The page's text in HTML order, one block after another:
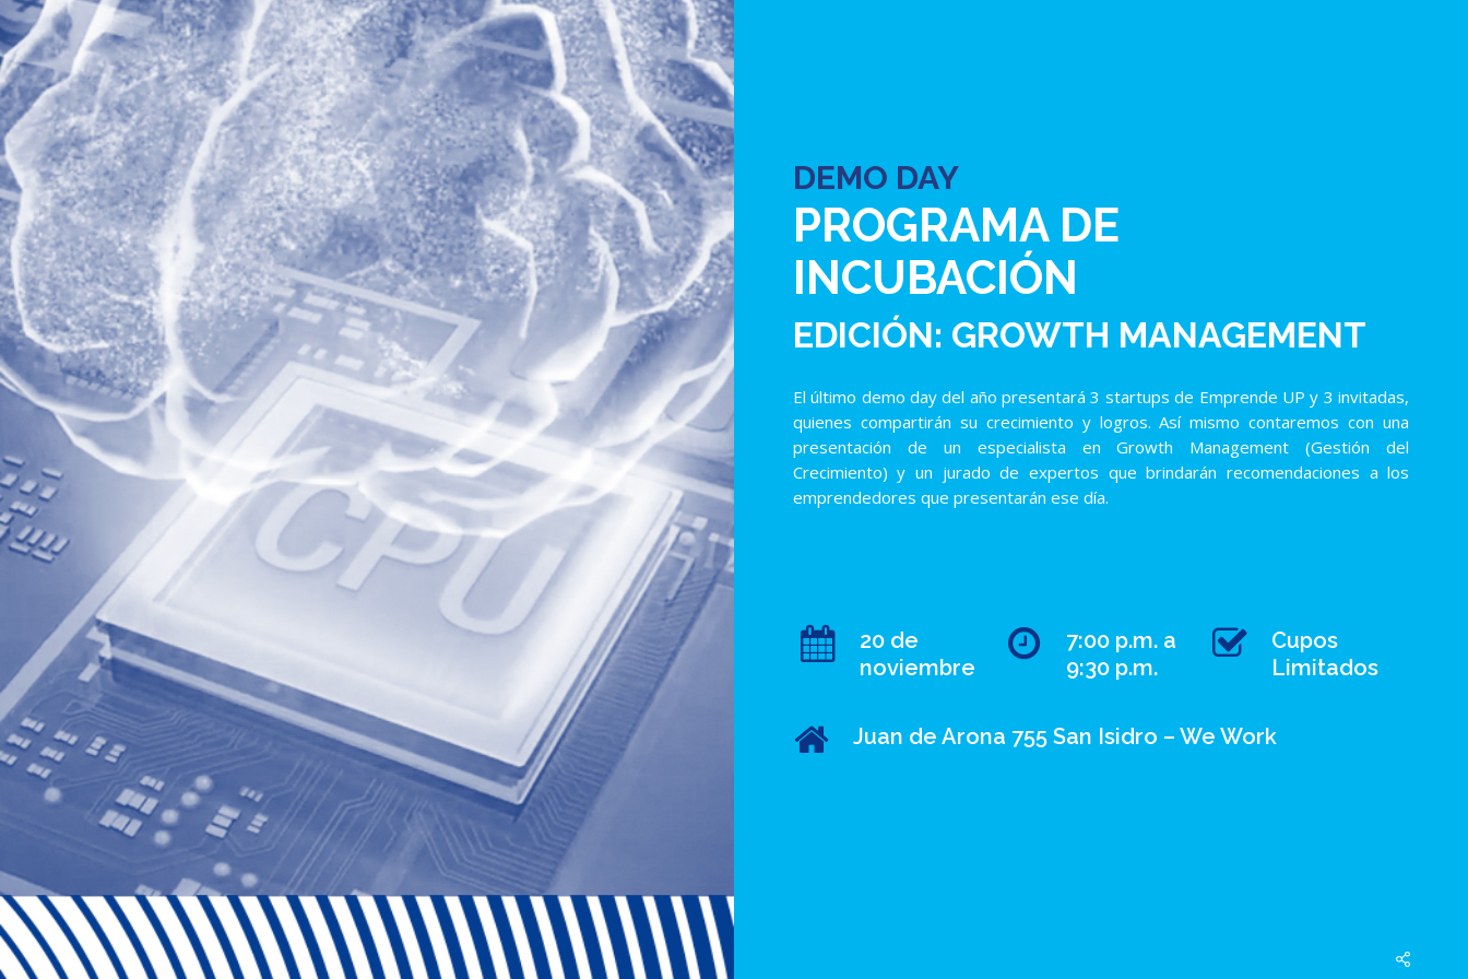
DEMO DAY
PROGRAMA DE
INCUBACIÓN
EDICIÓN: GROWTH MANAGEMENT
El último demo day del año presentará 3 startups de Emprende UP y 3 invitadas,
quienes compartirán su crecimiento y logros. Así mismo contaremos con una
presentación de un especialista en Growth Management (Gestión del
Crecimiento) y un jurado de expertos que brindarán recomendaciones a los
emprendedores que presentarán ese día.
20 de
noviembre
7:00 p.m. a
9:30 p.m.
Cupos
Limitados
Juan de Arona 755 San Isidro – We Work
Ⓒ 2024 Emprende UP Todos los derechos reservados instagram